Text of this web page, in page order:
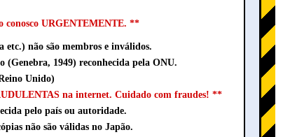
conosco URGENTEMENTE. **
não são membros e inválidos.
(Genebra, 1949) reconhecida pela ONU.
Unido)
na internet. Cuidado com fraudes! **
pelo país ou autoridade.
não são válidas no Japão.